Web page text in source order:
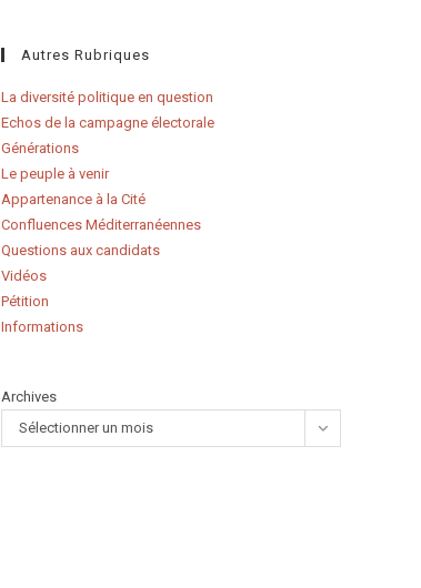
Autres Rubriques
La diversité politique en question
Echos de la campagne électorale
Générations
Le peuple à venir
Appartenance à la Cité
Confluences Méditerranéennes
Questions aux candidats
Vidéos
Pétition
Informations
Archives
Sélectionner un mois